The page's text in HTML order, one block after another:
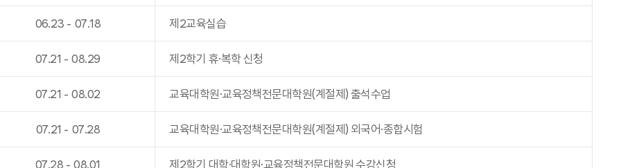
06.23 - 07.18 제2교육실습
07.21 - 08.29 제2학기 휴·복학 신청
07.21 - 08.02 교육대학원·교육정책전문대학원(계절제) 출석수업
07.21 - 07.28 교육대학원·교육정책전문대학원(계절제) 외국어·종합시험
07.28 - 08.01 제2학기 대학·대학원·교육정책전문대학원 수강신청